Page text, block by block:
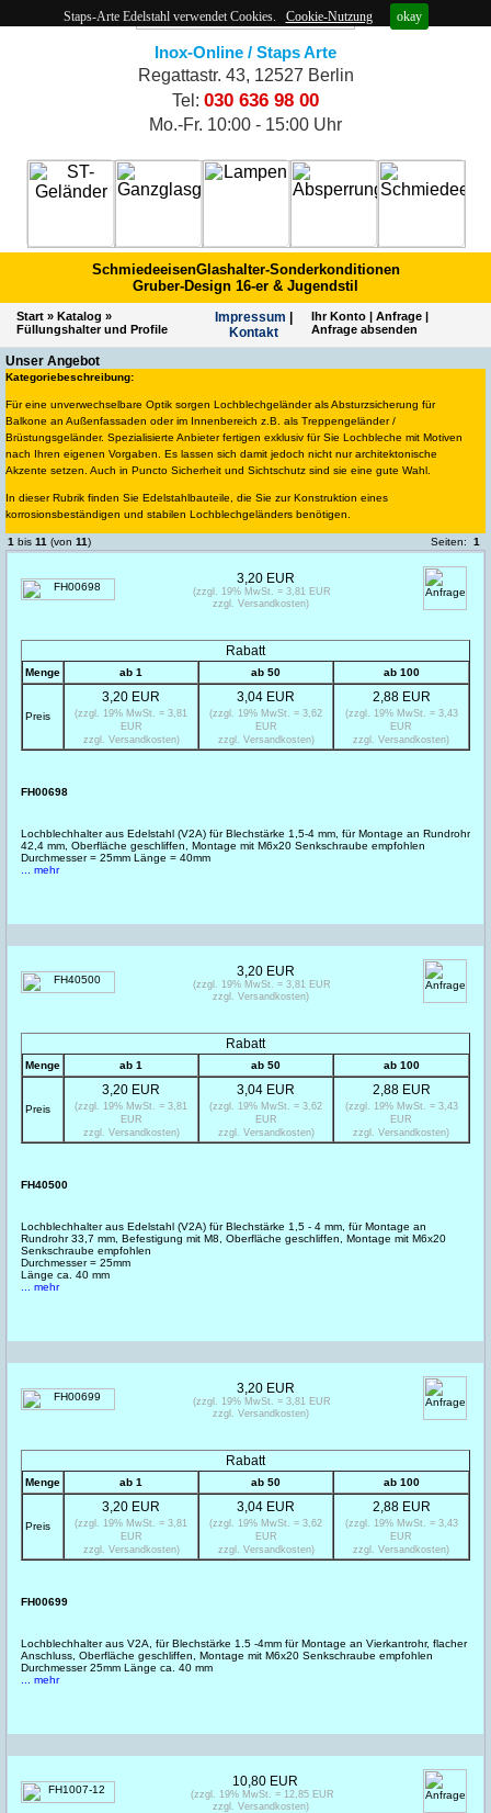
Staps-Arte Edelstahl verwendet Cookies. Cookie-Nutzung okay
Inox-Online / Staps Arte
Regattastr. 43, 12527 Berlin
Tel: 030 636 98 00
Mo.-Fr. 10:00 - 15:00 Uhr
SchmiedeeisenGlashalter-Sonderkonditionen
Gruber-Design 16-er & Jugendstil
Start » Katalog »
Füllungshalter und Profile
Impres­sum
Kontakt
Ihr Konto |Anfrage |
Anfrage absenden
Unser Angebot
Kategoriebeschreibung:
Für eine unverwechselbare Optik sorgen Lochblechgeländer als Absturzsicherung für
Balkone an Außenfassaden oder im Innenbereich z.B. als Treppengeländer /
Brüstungsgeländer. Spezialisierte Anbieter fertigen exklusiv für Sie Lochbleche mit Motiven
nach Ihren eigenen Vorgaben. Es lassen sich damit jedoch nicht nur architektonische
Akzente setzen. Auch in Puncto Sicherheit und Sichtschutz sind sie eine gute Wahl.
In dieser Rubrik finden Sie Edelstahlbauteile, die Sie zur Konstruktion eines
korrosionsbeständigen und stabilen Lochblechgeländers benötigen.
1 bis 11 (von 11) Seiten: 1
FH00698
Lochblechhalter aus Edelstahl (V2A) für Blechstärke 1,5-4 mm, für Montage an Rundrohr
42,4 mm, Oberfläche geschliffen, Montage mit M6x20 Senkschraube empfohlen
Durchmesser = 25mm Länge = 40mm
... mehr
Rabatt
Menge ab 1 ab 50 ab 100
Preis
3,20 EUR
(zzgl. 19% MwSt. = 3,81
EUR
zzgl. Versandkosten)
3,04 EUR
(zzgl. 19% MwSt. = 3,62
EUR
zzgl. Versandkosten)
2,88 EUR
(zzgl. 19% MwSt. = 3,43
EUR
zzgl. Versandkosten)
3,20 EUR
(zzgl. 19% MwSt. = 3,81 EUR
zzgl. Versandkosten)
FH40500
Lochblechhalter aus Edelstahl (V2A) für Blechstärke 1,5 - 4 mm, für Montage an
Rundrohr 33,7 mm, Befestigung mit M8, Oberfläche geschliffen, Montage mit M6x20
Senkschraube empfohlen
Durchmesser = 25mm
Länge ca. 40 mm
... mehr
Rabatt
Menge ab 1 ab 50 ab 100
Preis
3,20 EUR
(zzgl. 19% MwSt. = 3,81
EUR
zzgl. Versandkosten)
3,04 EUR
(zzgl. 19% MwSt. = 3,62
EUR
zzgl. Versandkosten)
2,88 EUR
(zzgl. 19% MwSt. = 3,43
EUR
zzgl. Versandkosten)
3,20 EUR
(zzgl. 19% MwSt. = 3,81 EUR
zzgl. Versandkosten)
FH00699
Lochblechhalter aus V2A, für Blechstärke 1.5 -4mm für Montage an Vierkantrohr, flacher
Anschluss, Oberfläche geschliffen, Montage mit M6x20 Senkschraube empfohlen
Durchmesser 25mm Länge ca. 40 mm
... mehr
Rabatt
Menge ab 1 ab 50 ab 100
Preis
3,20 EUR
(zzgl. 19% MwSt. = 3,81
EUR
zzgl. Versandkosten)
3,04 EUR
(zzgl. 19% MwSt. = 3,62
EUR
zzgl. Versandkosten)
2,88 EUR
(zzgl. 19% MwSt. = 3,43
EUR
zzgl. Versandkosten)
3,20 EUR
(zzgl. 19% MwSt. = 3,81 EUR
zzgl. Versandkosten)
10,80 EUR
(zzgl. 19% MwSt. = 12,85 EUR
zzgl. Versandkosten)